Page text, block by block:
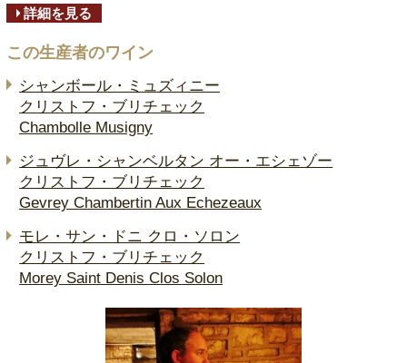
詳細を見る
この生産者のワイン
シャンボール・ミュズィニー
クリストフ・ブリチェック
Chambolle Musigny
ジュヴレ・シャンベルタン オー・エシェゾー
クリストフ・ブリチェック
Gevrey Chambertin Aux Echezeaux
モレ・サン・ドニ クロ・ソロン
クリストフ・ブリチェック
Morey Saint Denis Clos Solon